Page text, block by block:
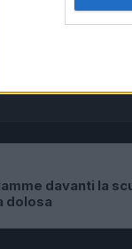
Von der Leyen
coronabond,
davanti la
dolosa